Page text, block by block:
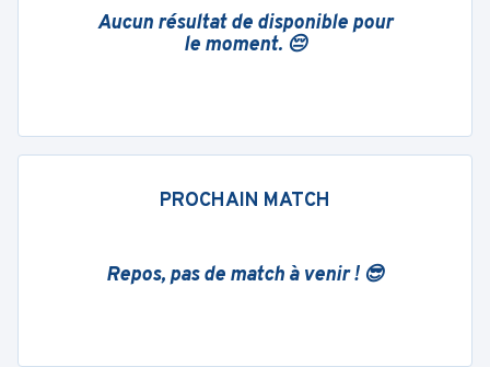
Aucun résultat de disponible pour
le moment. 😔
PROCHAIN MATCH
Repos, pas de match à venir ! 😎